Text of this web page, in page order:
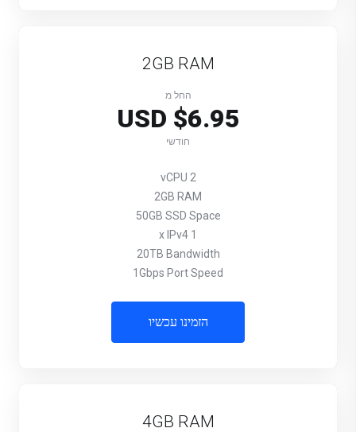
2GB RAM
החל מ
$6.95 USD
חודשי
2 vCPU
2GB RAM
50GB SSD Space
1 x IPv4
20TB Bandwidth
1Gbps Port Speed
הזמינו עכשיו
4GB RAM